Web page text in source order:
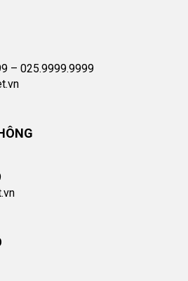
– 025.9999.9999